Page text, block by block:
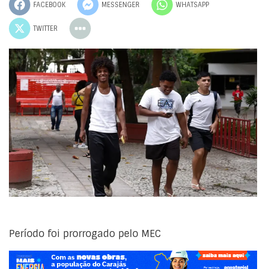
FACEBOOK MESSENGER WHATSAPP
TWITTER
Período foi prorrogado pelo MEC